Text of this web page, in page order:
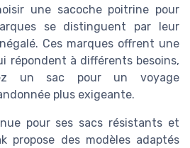
une sacoche poitrine pour
se distinguent par leur
Ces marques offrent une
répondent à différents besoins,
un sac pour un voyage
plus exigeante.
pour ses sacs résistants et
propose des modèles adaptés